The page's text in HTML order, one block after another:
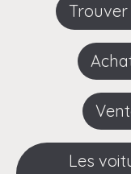
Les voitures occasion en boite